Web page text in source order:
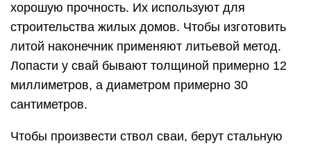
хорошую прочность. Их используют для
строительства жилых домов. Чтобы изготовить
литой наконечник применяют литьевой метод.
Лопасти у свай бывают толщиной примерно 12
миллиметров, а диаметром примерно 30
сантиметров.
Чтобы произвести ствол сваи, берут стальную